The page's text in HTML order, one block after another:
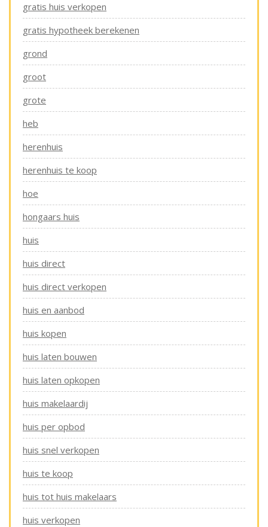
gratis huis verkopen
gratis hypotheek berekenen
grond
groot
grote
heb
herenhuis
herenhuis te koop
hoe
hongaars huis
huis
huis direct
huis direct verkopen
huis en aanbod
huis kopen
huis laten bouwen
huis laten opkopen
huis makelaardij
huis per opbod
huis snel verkopen
huis te koop
huis tot huis makelaars
huis verkopen